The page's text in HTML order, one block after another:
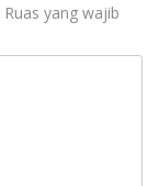
Ruas yang wajib